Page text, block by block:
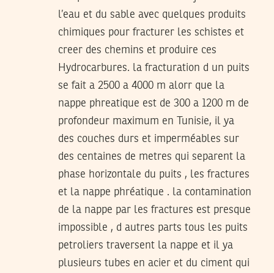
l’eau et du sable avec quelques produits
chimiques pour fracturer les schistes et
creer des chemins et produire ces
Hydrocarbures. la fracturation d un puits
se fait a 2500 a 4000 m alorr que la
nappe phreatique est de 300 a 1200 m de
profondeur maximum en Tunisie, il ya
des couches durs et imperméables sur
des centaines de metres qui separent la
phase horizontale du puits , les fractures
et la nappe phréatique . la contamination
de la nappe par les fractures est presque
impossible , d autres parts tous les puits
petroliers traversent la nappe et il ya
plusieurs tubes en acier et du ciment qui